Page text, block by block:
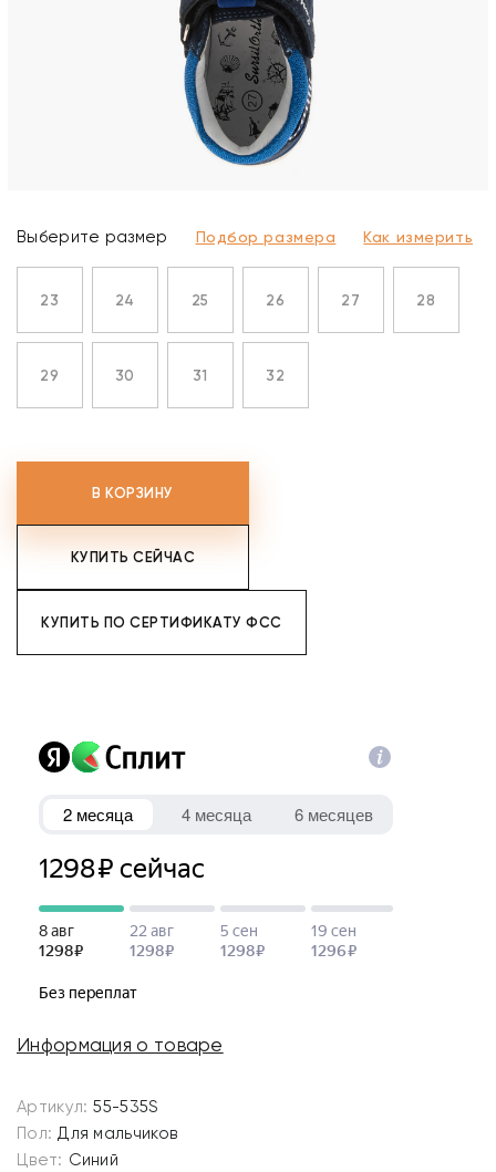
Выберите размер Подбор размера Как измерить
23 24 25 26 27 28
29 30 31 32
В КОРЗИНУ
КУПИТЬ СЕЙЧАС
КУПИТЬ ПО СЕРТИФИКАТУ ФСС
Информация о товаре
Артикул: 55-535S
Пол: Для мальчиков
Цвет: Синий